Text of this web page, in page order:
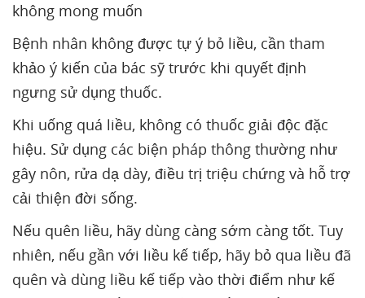
không mong muốn
Bệnh nhân không được tự ý bỏ liều, cần tham
khảo ý kiến của bác sỹ trước khi quyết định
ngưng sử dụng thuốc.
Khi uống quá liều, không có thuốc giải độc đặc
hiệu. Sử dụng các biện pháp thông thường như
gây nôn, rửa dạ dày, điều trị triệu chứng và hỗ trợ
cải thiện đời sống.
Nếu quên liều, hãy dùng càng sớm càng tốt. Tuy
nhiên, nếu gần với liều kế tiếp, hãy bỏ qua liều đã
quên và dùng liều kế tiếp vào thời điểm như kế